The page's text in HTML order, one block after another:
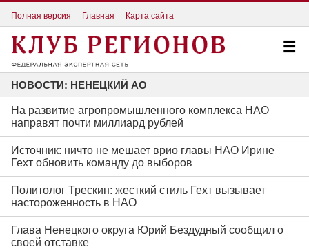
Полная версия Главная Карта сайта
НОВОСТИ: НЕНЕЦКИЙ АО
На развитие агропромышленного комплекса НАО
направят почти миллиард рублей
Источник: ничто не мешает врио главы НАО Ирине
Гехт обновить команду до выборов
Политолог Трескин: жесткий стиль Гехт вызывает
настороженность в НАО
Глава Ненецкого округа Юрий Бездудный сообщил о
своей отставке